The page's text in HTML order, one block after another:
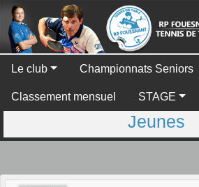
Le club Championnats Seniors
Classement mensuel STAGE
Jeunes
Panneau de gestion des cookies